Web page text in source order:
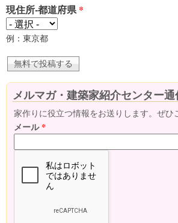
現住所-都道府県*
例：東京都
メルマガ・建築家紹介センター通
家作りに役立つ情報をお送りします。ぜひ
メール*